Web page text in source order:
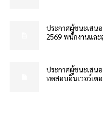
ประกาศผู้ชนะเสน
2569 พนักงานและ
ประกาศผู้ชนะเสน
ทดสอบอินเวอร์เต